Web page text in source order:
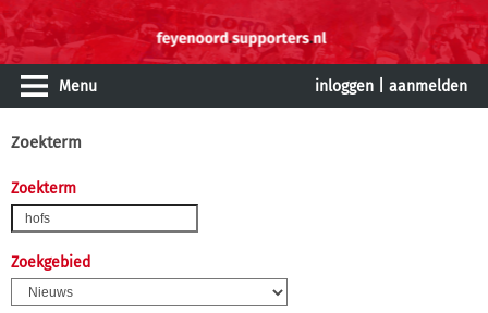
Menu inloggen aanmelden
Zoekterm
Zoekterm
Zoekgebied